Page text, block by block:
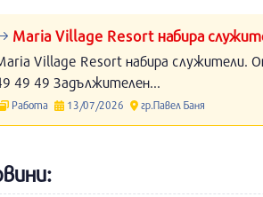
Maria Village Resort набира
Village Resort набира служители.
49 49 Задължителен...
Работа 13/07/2026 гр.Павел Баня